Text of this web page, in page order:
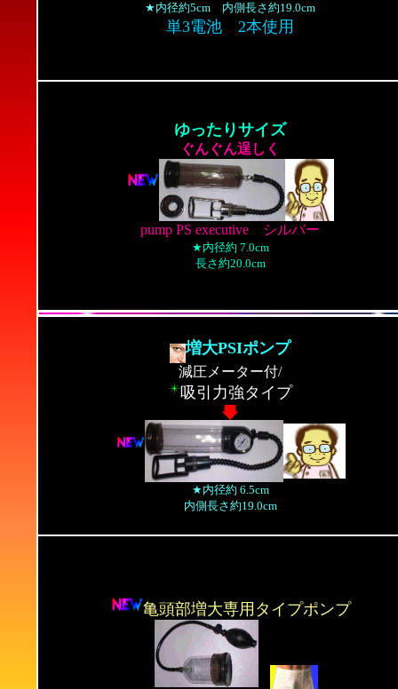
★内径約5cm 内側長さ約19.0cm
単3電池 2本使用
ゆったりサイズ
ぐんぐん逞しく
pump PS executive シルバー
★内径約 7.0cm
長さ約20.0cm
増大PSIポンプ
減圧メーター付/
吸引力強タイプ
★内径約 6.5cm
内側長さ約19.0cm
亀頭部増大専用タイプポンプ